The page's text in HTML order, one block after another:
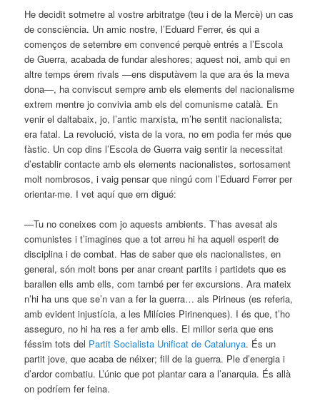
He decidit sotmetre al vostre arbitratge (teu i de la Mercè) un cas
de consciència. Un amic nostre, l’Eduard Ferrer, és qui a
començos de setembre em convencé perquè entrés a l’Escola
de Guerra, acabada de fundar aleshores; aquest noi, amb qui en
altre temps érem rivals —ens disputàvem la que ara és la meva
dona—, ha conviscut sempre amb els elements del nacionalisme
extrem mentre jo convivia amb els del comunisme català. En
venir el daltabaix, jo, l’antic marxista, m’he sentit nacionalista;
era fatal. La revolució, vista de la vora, no em podia fer més que
fàstic. Un cop dins l’Escola de Guerra vaig sentir la necessitat
d’establir contacte amb els elements nacionalistes, sortosament
molt nombrosos, i vaig pensar que ningú com l’Eduard Ferrer per
orientar-me. I vet aquí que em digué:
—Tu no coneixes com jo aquests ambients. T’has avesat als
comunistes i t’imagines que a tot arreu hi ha aquell esperit de
disciplina i de combat. Has de saber que els nacionalistes, en
general, són molt bons per anar creant partits i partidets que es
barallen ells amb ells, com també per fer excursions. Ara mateix
n’hi ha uns que se’n van a fer la guerra… als Pirineus (es referia,
amb evident injustícia, a les Milícies Pirinenques). I és que, t’ho
asseguro, no hi ha res a fer amb ells. El millor seria que ens
féssim tots del Partit Socialista Unificat de Catalunya. És un
partit jove, que acaba de néixer; fill de la guerra. Ple d’energia i
d’ardor combatiu. L’únic que pot plantar cara a l’anarquia. És allà
on podríem fer feina.